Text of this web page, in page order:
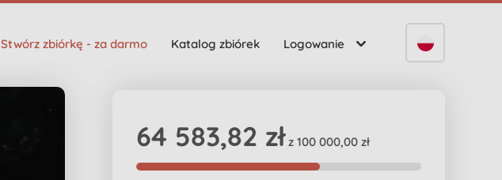
Stwórz zbiórkę - za darmo Katalog zbiórek Logowanie
64 583,82 zł z 100 000,00 zł